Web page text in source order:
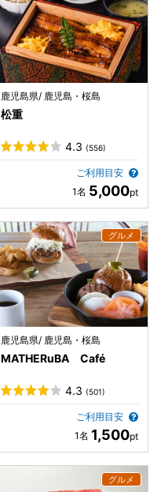
鹿児島県/ 鹿児島・桜島
松重
4.3 (556)
ご利用目安
5,000
鹿児島県/ 鹿児島・桜島
MATHERuBA Café
4.3 (501)
ご利用目安
1,500